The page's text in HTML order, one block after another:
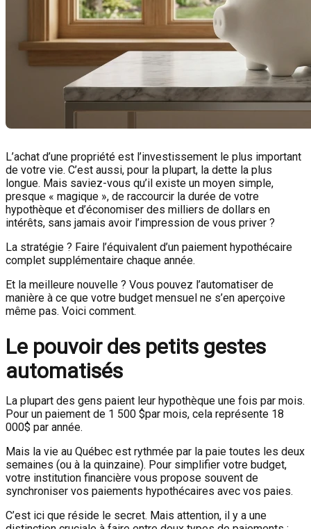
L’achat d’une propriété est l’investissement le plus important
de votre vie. C’est aussi, pour la plupart, la dette la plus
longue. Mais saviez-vous qu’il existe un moyen simple,
presque « magique », de raccourcir la durée de votre
hypothèque et d’économiser des milliers de dollars en
intérêts, sans jamais avoir l’impression de vous priver ?
La stratégie ? Faire l’équivalent d’un paiement hypothécaire
complet supplémentaire chaque année.
Et la meilleure nouvelle ? Vous pouvez l’automatiser de
manière à ce que votre budget mensuel ne s’en aperçoive
même pas. Voici comment.
Le pouvoir des petits gestes
automatisés
La plupart des gens paient leur hypothèque une fois par mois.
Pour un paiement de 1 500 $par mois, cela représente 18
000$ par année.
Mais la vie au Québec est rythmée par la paie toutes les deux
semaines (ou à la quinzaine). Pour simplifier votre budget,
votre institution financière vous propose souvent de
synchroniser vos paiements hypothécaires avec vos paies.
C’est ici que réside le secret. Mais attention, il y a une